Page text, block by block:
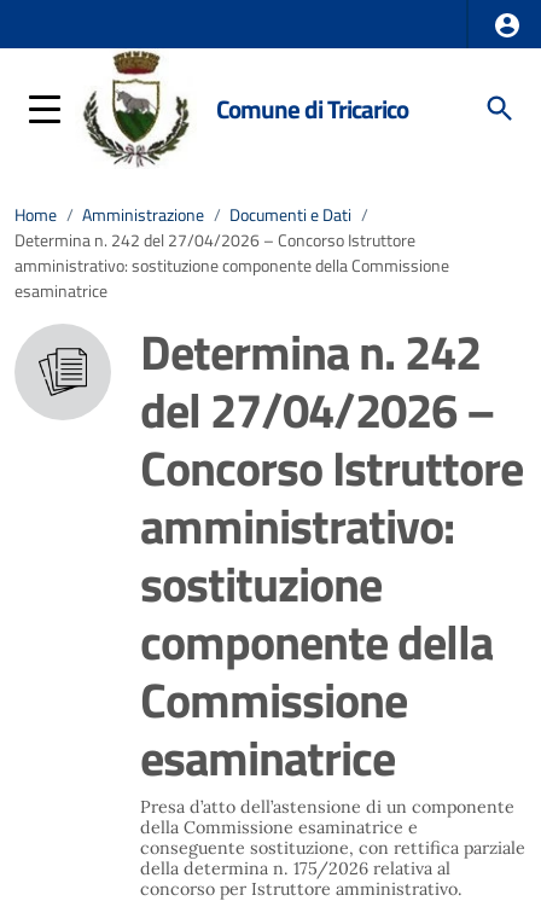
Comune di Tricarico
Home / Amministrazione / Documenti e Dati /
Determina n. 242 del 27/04/2026 – Concorso Istruttore
amministrativo: sostituzione componente della Commissione
esaminatrice
Determina n. 242
del 27/04/2026 –
Concorso Istruttore
amministrativo:
sostituzione
componente della
Commissione
esaminatrice
Presa d’atto dell’astensione di un componente
della Commissione esaminatrice e
conseguente sostituzione, con rettifica parziale
della determina n. 175/2026 relativa al
concorso per Istruttore amministrativo.